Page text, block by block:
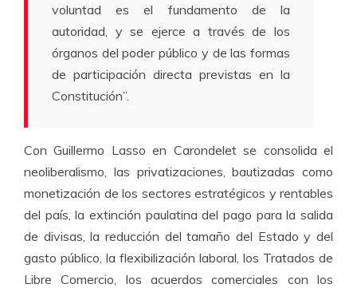
voluntad es el fundamento de la
autoridad, y se ejerce a través de los
órganos del poder público y de las formas
de participación directa previstas en la
Constitución”.
Con Guillermo Lasso en Carondelet se consolida el
neoliberalismo, las privatizaciones, bautizadas como
monetización de los sectores estratégicos y rentables
del país, la extinción paulatina del pago para la salida
de divisas, la reducción del tamaño del Estado y del
gasto público, la flexibilización laboral, los Tratados de
Libre Comercio, los acuerdos comerciales con los